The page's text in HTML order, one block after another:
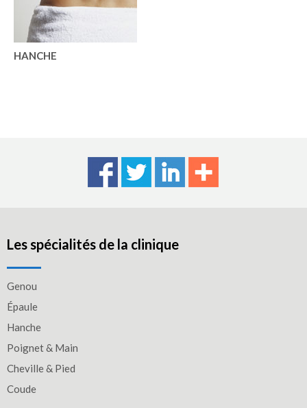
HANCHE
Les spécialités de la clinique
Genou
Épaule
Hanche
Poignet & Main
Cheville & Pied
Coude